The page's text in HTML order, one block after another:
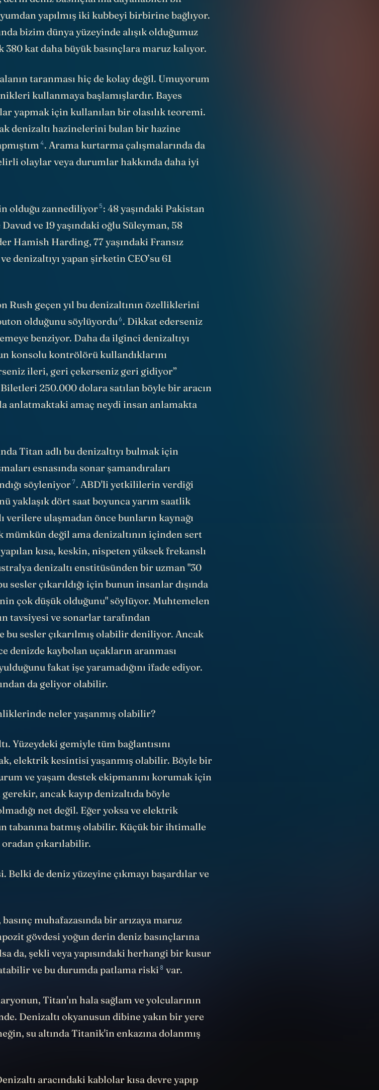
yapılmış iki kubbeyi birbirine bağlıyor.
bizim dünya yüzeyinde alışık olduğumuz
380 kat daha büyük basınçlara maruz kalıyor.
taranması hiç de kolay değil. Umuyorum
kullanmaya başlamışlardır. Bayes
yapmak için kullanılan bir olasılık teoremi.
denizaltı hazinelerini bulan bir hazine
. Arama kurtarma çalışmalarında da
olaylar veya durumlar hakkında daha iyi
Davud ve 19 yaşındaki oğlu Süleyman, 58
Hamish Harding, 77 yaşındaki Fransız
denizaltıyı yapan şirketin CEO’su 61
Rush geçen yıl bu denizaltının özelliklerini
olduğunu
söylüyordu
. Dikkat ederseniz
benziyor. Daha da ilginci denizaltıyı
konsolu kontrölörü kullandıklarını
ileri, geri çekerseniz geri gidiyor”
250.000 dolara satılan böyle bir aracın
anlatmaktaki amaç neydi insan anlamakta
Titan adlı bu denizaltıyı bulmak için
esnasında sonar şamandıraları
. ABD'li yetkililerin verdiği
yaklaşık dört saat boyunca yarım saatlik
verilere ulaşmadan önce bunların kaynağı
mümkün değil ama denizaltının içinden sert
kısa, keskin, nispeten yüksek frekanslı
denizaltı enstitüsünden bir uzman "30
sesler çıkarıldığı için bunun insanlar dışında
çok düşük olduğunu" söylüyor. Muhtemelen
tavsiyesi ve sonarlar tarafından
bu sesler çıkarılmış olabilir deniliyor. Ancak
denizde kaybolan uçakların aranması
fakat işe yaramadığını ifade ediyor.
da geliyor olabilir.
neler yaşanmış olabilir?
Yüzeydeki gemiyle tüm bağlantısını
elektrik kesintisi yaşanmış olabilir. Böyle bir
ve yaşam destek ekipmanını korumak için
gerekir, ancak kayıp denizaltıda böyle
net değil. Eğer yoksa ve elektrik
tabanına batmış olabilir. Küçük bir ihtimalle
çıkarılabilir.
muhafazasında bir arızaya maruz
gövdesi yoğun derin deniz basınçlarına
da, şekli veya yapısındaki herhangi bir kusur
ve bu durumda
patlama riski 8
Titan'ın hala sağlam ve yolcularının
Denizaltı okyanusun dibine yakın bir yere
su altında Titanik'in enkazına dolanmış
aracındaki kablolar kısa devre yapıp